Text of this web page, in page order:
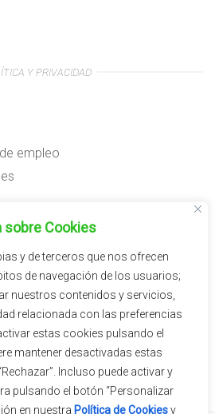
sobre Cookies
y de terceros que nos ofrecen
de navegación de los usuarios;
nuestros contenidos y servicios,
relacionada con las preferencias
estas cookies pulsando el
mantener desactivadas estas
Incluso puede activar y
pulsando el botón “Personalizar
en nuestra Política de Cookiesy
Y PRIVACIDAD
empleo